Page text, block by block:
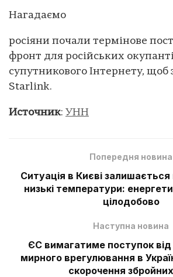
Нагадаємо
росіяни почали термінове
фронт для російських
супутникового Інтернету, щоб
Starlink.
Источник: УНН
Попередня новина
Ситуація в Києві
низькі температури:
цілодобово
Наступна новина
ЄС вимагатиме поступок
мирного врегулювання в
скорочення